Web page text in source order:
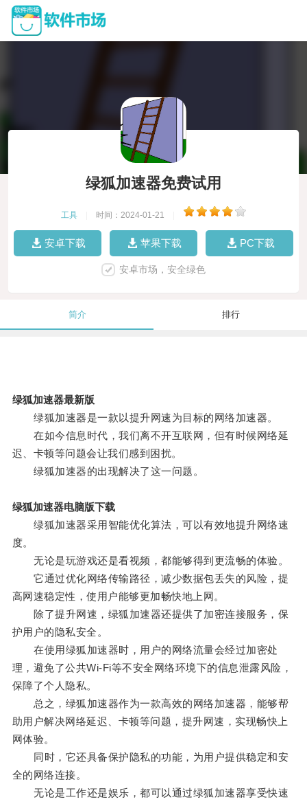
绿狐加速器免费试用
工具 时间：2024-01-21
安卓下载 苹果下载 PC下载
安卓市场，安全绿色
简介 排行
绿狐加速器最新版
绿狐加速器是一款以提升网速为目标的网络加速器。
在如今信息时代，我们离不开互联网，但有时候网络延
迟、卡顿等问题会让我们感到困扰。
绿狐加速器的出现解决了这一问题。
绿狐加速器电脑版下载
绿狐加速器采用智能优化算法，可以有效地提升网络速
度。
无论是玩游戏还是看视频，都能够得到更流畅的体验。
它通过优化网络传输路径，减少数据包丢失的风险，提
高网速稳定性，使用户能够更加畅快地上网。
除了提升网速，绿狐加速器还提供了加密连接服务，保
护用户的隐私安全。
在使用绿狐加速器时，用户的网络流量会经过加密处
理，避免了公共Wi-Fi等不安全网络环境下的信息泄露风险，
保障了个人隐私。
总之，绿狐加速器作为一款高效的网络加速器，能够帮
助用户解决网络延迟、卡顿等问题，提升网速，实现畅快上
网体验。
同时，它还具备保护隐私的功能，为用户提供稳定和安
全的网络连接。
无论是工作还是娱乐，都可以通过绿狐加速器享受快速